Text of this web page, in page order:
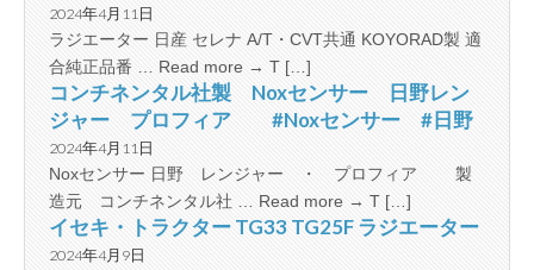
2024年4月11日
ラジエーター 日産 セレナ A/T・CVT共通 KOYORAD製 適
合純正品番 … Read more → T […]
コンチネンタル社製 Noxセンサー 日野レン
ジャー プロフィア #Noxセンサー #日野
2024年4月11日
Noxセンサー 日野 レンジャー ・ プロフィア 製
造元 コンチネンタル社 … Read more → T […]
イセキ・トラクター TG33 TG25F ラジエーター
2024年4月9日